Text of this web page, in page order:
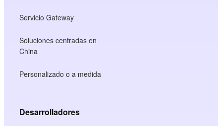
Servicio Gateway
Soluciones centradas en
China
Personalizado o a medida
Desarrolladores